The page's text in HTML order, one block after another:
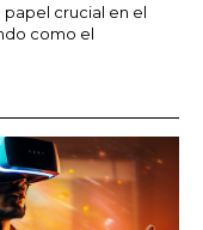
papel crucial en el
como el